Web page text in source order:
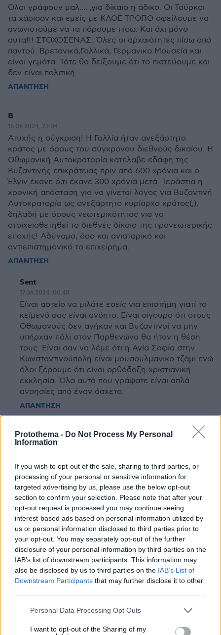
Protothema - Do Not Process My Personal
Information
If you wish to opt-out of the sale, sharing to third parties, or
processing of your personal or sensitive information for
targeted advertising by us, please use the below opt-out
section to confirm your selection. Please note that after your
opt-out request is processed you may continue seeing
interest-based ads based on personal information utilized by
us or personal information disclosed to third parties prior to
your opt-out. You may separately opt-out of the further
disclosure of your personal information by third parties on the
IAB’s list of downstream participants. This information may
also be disclosed by us to third parties on the IAB’s List of
Downstream Participants that may further disclose it to other
Please note that this website/app uses one or more Google
not limited to your visit or usage behaviour. You may click to
Personal Data Processing Opt Outs
I want to opt-out of the Sharing of my
Όλοι γράφουν μαλ.... ,για δίκαιο η άδικο. Οι Τούρκοι
τα χάρισαν και εμείς με ΚΑΘΕ ΤΡΟΠΟ οφείλουμε να
αγωνιστούμε να τα πάρουμε πίσω. Και όχι μόνο
αυτα!!! ΣΤΟΧΟΣΕΝΑΣ: Όλες οι αρχαιότητες πίσω από
παντού. Βρετανικά,Γαλλικά, Γερμανικα Μουσεία και
είναι γεμάτα. Τότε θα δείξουμε ότι το πιστεύουμε και
δεν είναι πολιτική.
ΑΠΑΝΤΗΣΗ
Β
16.06.2024, 23:04
Ατυχής η σύγκριση! Η Γαλλία ήταν ανεξάρτητο
κράτος με όρους του σύγχρονου διεθνούς δικαίου. Η
Οθωμανική Αυτοκρατορία κατέλαβε εδάφη της
Βυζαντινής επικράτειας πριν από 600 χρόνια και ο
Έλγιν έκανε ό,τι έκανε 300 χρόνια μετά. Τεράστια η
χρονική απόσταση για να γίνεται λόγος για Βυζαντινή
Αυτοκρατορία ως ανεξάρτητο κυρίαρχο κράτος(;),
δηλαδή με όρους νεωτερικότητας για να
στοιχειοθετηθεί το διεθνές δίκαιο της προνεωτερικής
εποχής! Αδύναμο, όσο και ανιστορικό και
αντιεπιστημονικό το επιχείρημα.
ΑΠΑΝΤΗΣΗ
Sent
17.06.2024, 00:48
Είναι αστείο να μιλάτε εσείς για επιστήμη γιατί το
κείμενό σας είναι ανόητο. Είναι σίγουρο ότι στους
Οθωμανούς δεν ανήκαν και Βυζαντινοί να μην
υπήρχαν πάλι στον Παρθενώνα θα ήταν η θέση
τους. Είναι σαν να λέμε ότι η Αγία Σοφία στην
Κωνσταντινούπολη είναι μουσουλμανικο τζάμι ενώ
όλοι ξέρουμε ότι είναι ορθόδοξη χριστιανική
εκκλησία. Όλα αυτά που γράψατε είναι απλά
ανοησίες από έναν άσχετο.
ΑΠΑΝΤΗΣΗ
Μητσος
16.06.2024, 22:42
θα αρχίσουν τα υβριστικά σχόλια
ΑΠΑΝΤΗΣΗ
Ο Στίβεν Φράι
16.06.2024, 20:44
Είναι μια μοναδική προσωπικότητα και τεράστιος
Φιλέλληνας. Γιατί κανείς δεν του προτείνει την
τιμητική πολιτογράφηση; Δεν το αξίζει λιγότερο από
τον Χανκς, τη Χίσλοπ, τον Κρίστοφερ Κινγκ, τον
σύζυγο της Στεφανίδη και την Βερόνικα
16.06.2024, 20:58